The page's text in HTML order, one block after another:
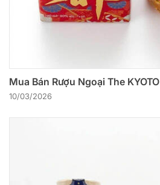
Mua Bán Rượu Ngoại The KYOTO
10/03/2026